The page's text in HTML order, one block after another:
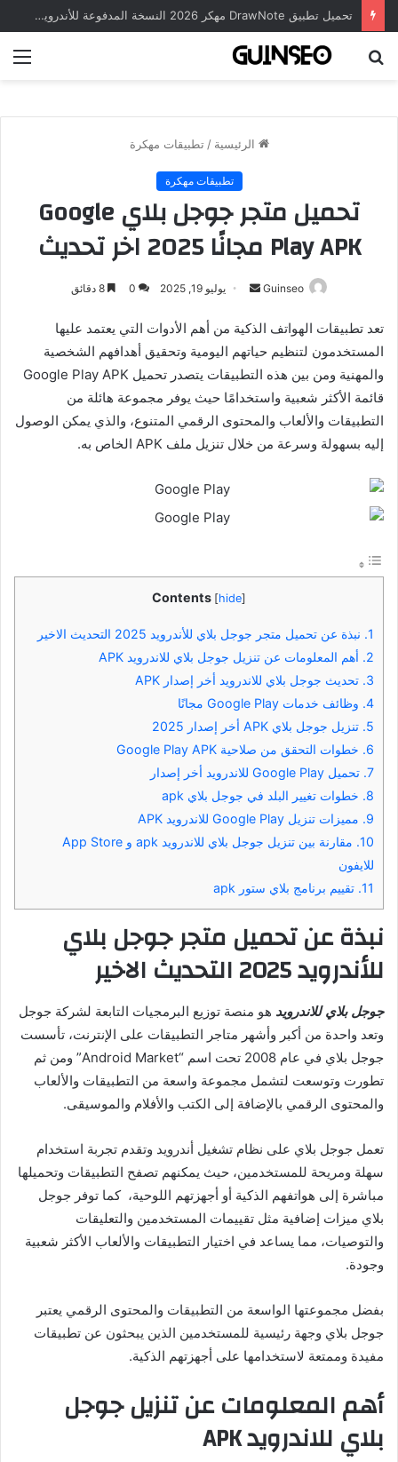
تحميل تطبيق DrawNote مهكر 2026 النسخة المدفوعة للأندرويد مجاناً
الرئيسية / تطبيقات مهكرة
تطبيقات مهكرة
تحميل متجر جوجل بلاي Google
Play APK مجانًا 2025 اخر تحديث
Guinseo
أرسل
إلكترونيا
يوليو 19, 2025 0
تعد تطبيقات الهواتف الذكية من أهم الأدوات التي يعتمد عليها
المستخدمون لتنظيم حياتهم اليومية وتحقيق أهدافهم الشخصية
والمهنية ومن بين هذه التطبيقات يتصدر تحميل Google Play APK
قائمة الأكثر شعبية واستخدامًا حيث يوفر مجموعة هائلة من
التطبيقات والألعاب والمحتوى الرقمي المتنوع، والذي يمكن الوصول
إليه بسهولة وسرعة من خلال تنزيل ملف APK الخاص به.
Contents [hide]
1. نبذة عن تحميل متجر جوجل بلاي للأندرويد 2025 التحديث الاخير
2. أهم المعلومات عن تنزيل جوجل بلاي للاندرويد APK
3. تحديث جوجل بلاي للاندرويد أخر إصدار APK
4. وظائف خدمات Google Play مجانًا
5. تنزيل جوجل بلاي APK أخر إصدار 2025
6. خطوات التحقق من صلاحية Google Play APK
7. تحميل Google Play للاندرويد أخر إصدار
8. خطوات تغيير البلد في جوجل بلاي apk
9. مميزات تنزيل Google Play للاندرويد APK
10.
مقارنة بين تنزيل جوجل بلاي للاندرويد apk و App Store
للايفون
11. تقييم برنامج بلاي ستور apk
نبذة عن تحميل متجر جوجل بلاي
للأندرويد 2025 التحديث الاخير
جوجل بلاي للاندرويد هو منصة توزيع البرمجيات التابعة لشركة جوجل
وتعد واحدة من أكبر وأشهر متاجر التطبيقات على الإنترنت، تأسست
جوجل بلاي في عام 2008 تحت اسم “Android Market” ومن ثم
تطورت وتوسعت لتشمل مجموعة واسعة من التطبيقات والألعاب
والمحتوى الرقمي بالإضافة إلى الكتب والأفلام والموسيقى.
تعمل جوجل بلاي على نظام تشغيل أندرويد وتقدم تجربة استخدام
سهلة ومريحة للمستخدمين، حيث يمكنهم تصفح التطبيقات وتحميلها
مباشرة إلى هواتفهم الذكية أو أجهزتهم اللوحية، كما توفر جوجل
بلاي ميزات إضافية مثل تقييمات المستخدمين والتعليقات
والتوصيات، مما يساعد في اختيار التطبيقات والألعاب الأكثر شعبية
وجودة.
بفضل مجموعتها الواسعة من التطبيقات والمحتوى الرقمي يعتبر
جوجل بلاي وجهة رئيسية للمستخدمين الذين يبحثون عن تطبيقات
مفيدة وممتعة لاستخدامها على أجهزتهم الذكية.
أهم المعلومات عن تنزيل جوجل
بلاي للاندرويد APK